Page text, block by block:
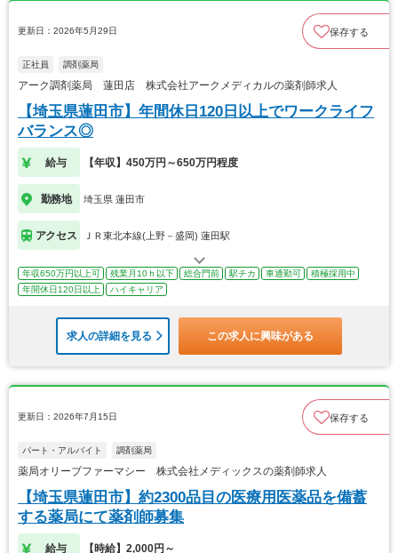
更新日：2026年5月29日 保存する
正社員 調剤薬局
アーク調剤薬局 蓮田店 株式会社アークメディカルの薬剤師求人
【埼玉県蓮田市】年間休日120日以上でワークライフ
バランス◎
給与 【年収】450万円～650万円程度
勤務地 埼玉県 蓮田市
アクセス ＪＲ東北本線(上野－盛岡) 蓮田駅
年収650万円以上可 残業月10ｈ以下 総合門前 駅チカ 車通勤可
積極採用中
年間休日120日以上
ハイキャリア
求人の詳細を見る この求人に興味がある
更新日：2026年7月15日 保存する
パート・アルバイト 調剤薬局
薬局オリーブファーマシー 株式会社メディックスの薬剤師求人
【埼玉県蓮田市】約2300品目の医療用医薬品を備蓄
する薬局にて薬剤師募集
給与 【時給】2,000円～